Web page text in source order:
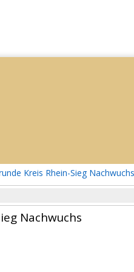
Kreis Rhein-Sieg Nachwuchs
Nachwuchs